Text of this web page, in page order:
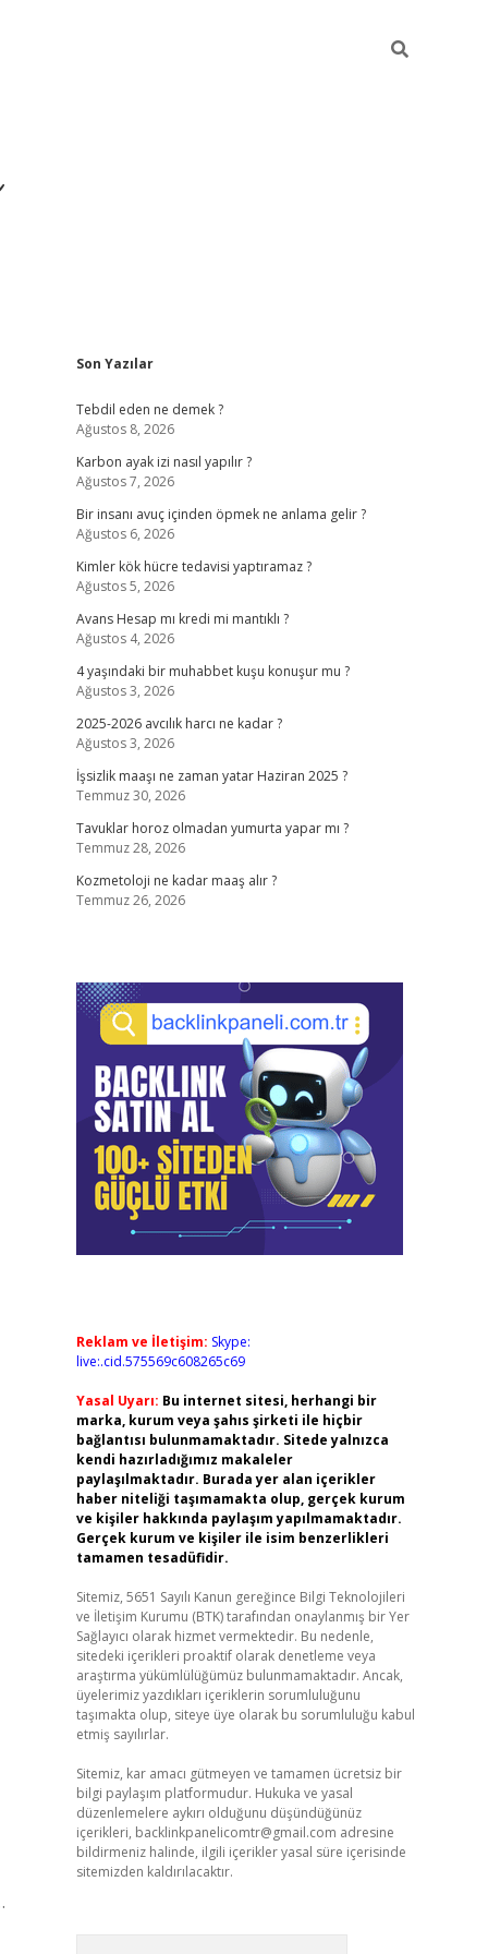
Sidebar
Son Yazılar
Tebdil eden ne demek ?
Ağustos 8, 2026
Karbon ayak izi nasıl yapılır ?
Ağustos 7, 2026
Bir insanı avuç içinden öpmek ne anlama gelir ?
Ağustos 6, 2026
Kimler kök hücre tedavisi yaptıramaz ?
Ağustos 5, 2026
Avans Hesap mı kredi mi mantıklı ?
Ağustos 4, 2026
4 yaşındaki bir muhabbet kuşu konuşur mu ?
Ağustos 3, 2026
2025-2026 avcılık harcı ne kadar ?
Ağustos 3, 2026
İşsizlik maaşı ne zaman yatar Haziran 2025 ?
Temmuz 30, 2026
Tavuklar horoz olmadan yumurta yapar mı ?
Temmuz 28, 2026
Kozmetoloji ne kadar maaş alır ?
Temmuz 26, 2026
Reklam ve İletişim: Skype:
live:.cid.575569c608265c69
Yasal Uyarı: Bu internet sitesi, herhangi bir
marka, kurum veya şahıs şirketi ile hiçbir
bağlantısı bulunmamaktadır. Sitede yalnızca
kendi hazırladığımız makaleler
paylaşılmaktadır. Burada yer alan içerikler
haber niteliği taşımamakta olup, gerçek kurum
ve kişiler hakkında paylaşım yapılmamaktadır.
Gerçek kurum ve kişiler ile isim benzerlikleri
tamamen tesadüfidir.
Sitemiz, 5651 Sayılı Kanun gereğince Bilgi Teknolojileri
ve İletişim Kurumu (BTK) tarafından onaylanmış bir Yer
Sağlayıcı olarak hizmet vermektedir. Bu nedenle,
sitedeki içerikleri proaktif olarak denetleme veya
araştırma yükümlülüğümüz bulunmamaktadır. Ancak,
üyelerimiz yazdıkları içeriklerin sorumluluğunu
taşımakta olup, siteye üye olarak bu sorumluluğu kabul
etmiş sayılırlar.
Sitemiz, kar amacı gütmeyen ve tamamen ücretsiz bir
bilgi paylaşım platformudur. Hukuka ve yasal
düzenlemelere aykırı olduğunu düşündüğünüz
içerikleri, backlinkpanelicomtr@gmail.com adresine
bildirmeniz halinde, ilgili içerikler yasal süre içerisinde
sitemizden kaldırılacaktır.